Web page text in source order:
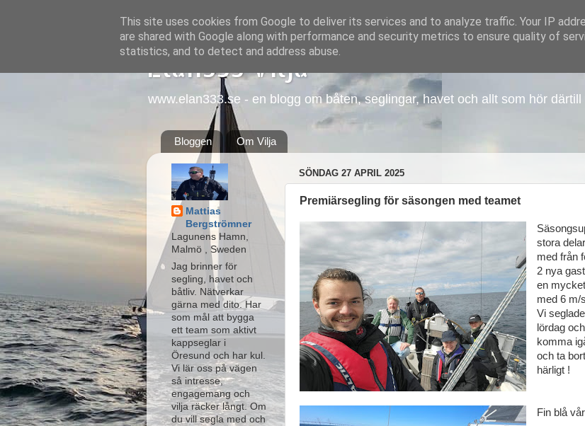
Elan333 Vilja
www.elan333.se - en blogg om båten, seglingar, havet och allt som hör därtill
Bloggen Om Vilja
SÖNDAG 27 APRIL 2025
Premiärsegling för säsongen med teamet
stora
med från
2 nya
en
med 6 m/
Vi
lördag
komma
och ta
härligt !
Fin blå
Mattias
Bergströmner
Lagunens Hamn,
Malmö , Sweden
Jag brinner för
segling, havet och
båtliv. Nätverkar
gärna med dito. Har
som mål att bygga
ett team som aktivt
kappseglar i
Öresund och har kul.
Vi lär oss på vägen
så intresse,
engagemang och
vilja räcker långt. Om
du vill segla med och
This site uses cookies from Google to deliver its services and to analyze traffic. Your IP
are shared with Google along with performance and security metrics to ensure quality of
statistics, and to detect and address abuse.